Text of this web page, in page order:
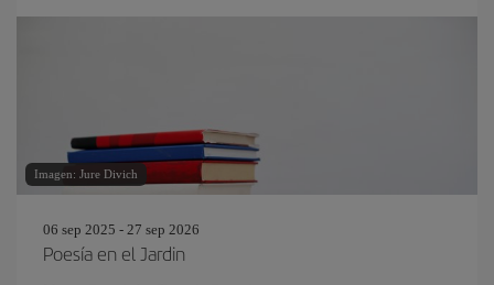
Imagen: Jure Divich
06 sep 2025 - 27 sep 2026
Poesía en el Jardin